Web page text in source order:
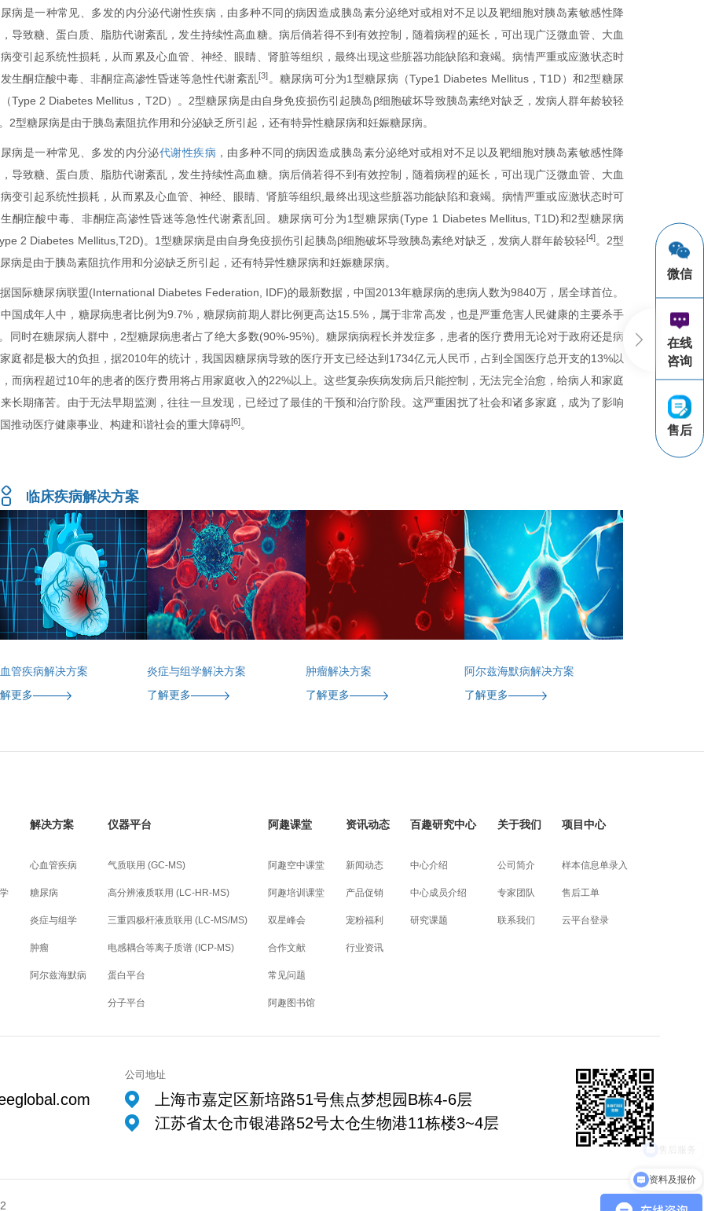
病是一种常见、多发的内分泌代谢性疾病，由多种不同的病因造成胰岛素分泌绝对或相对不足以及靶细胞对胰岛素敏感性降
导致糖、蛋白质、脂肪代谢紊乱，发生持续性高血糖。病后倘若得不到有效控制，随着病程的延长，可出现广泛微血管、大血
变引起系统性损耗，从而累及心血管、神经、眼睛、肾脏等组织，最终出现这些脏器功能缺陷和衰竭。病情严重或应激状态时
生酮症酸中毒、非酮症高渗性昏迷等急性代谢紊乱[3]。糖尿病可分为1型糖尿病（Type1 Diabetes Mellitus，T1D）和2型糖尿
Type 2 Diabetes Mellitus，T2D）。2型糖尿病是由自身免疫损伤引起胰岛β细胞破坏导致胰岛素绝对缺乏，发病人群年龄较轻
2型糖尿病是由于胰岛素阻抗作用和分泌缺乏所引起，还有特异性糖尿病和妊娠糖尿病。
病是一种常见、多发的内分泌代谢性疾病 ，由多种不同的病因造成胰岛素分泌绝对或相对不足以及靶细胞对胰岛素敏感性降
导致糖、蛋白质、脂肪代谢紊乱，发生持续性高血糖。病后倘若得不到有效控制，随着病程的延长，可出现广泛微血管、大血
变引起系统性损耗，从而累及心血管、神经、眼睛、肾脏等组织,最终出现这些脏器功能缺陷和衰竭。病情严重或应激状态时可
酮症酸中毒、非酮症高渗性昏迷等急性代谢紊乱回。糖尿病可分为1型糖尿病(Type 1 Diabetes Mellitus, T1D)和2型糖尿病
2 Diabetes Mellitus,T2D)。1型糖尿病是由自身免疫损伤引起胰岛β细胞破坏导致胰岛素绝对缺乏，发病人群年龄较轻[4]。2型
病是由于胰岛素阻抗作用和分泌缺乏所引起，还有特异性糖尿病和妊娠糖尿病。
国际糖尿病联盟(International Diabetes Federation, IDF)的最新数据，中国2013年糖尿病的患病人数为9840万，居全球首位。
国成年人中，糖尿病患者比例为9.7%，糖尿病前期人群比例更高达15.5%，属于非常高发，也是严重危害人民健康的主要杀手
同时在糖尿病人群中，2型糖尿病患者占了绝大多数(90%-95%)。糖尿病病程长并发症多，患者的医疗费用无论对于政府还是病
庭都是极大的负担，据2010年的统计，我国因糖尿病导致的医疗开支已经达到1734亿元人民币，占到全国医疗总开支的13%以
而病程超过10年的患者的医疗费用将占用家庭收入的22%以上。这些复杂疾病发病后只能控制，无法完全治愈，给病人和家庭
长期痛苦。由于无法早期监测，往往一旦发现，已经过了最佳的干预和治疗阶段。这严重困扰了社会和诸多家庭，成为了影响
推动医疗健康事业、构建和谐社会的重大障碍[6]。
临床疾病解决方案
管疾病解决方案 炎症与组学解决方案 肿瘤解决方案
阿尔兹海默病解决方案
更多
了解更多 了解更多 了解更多
解决方案
心血管疾病
糖尿病
炎症与组学
肿瘤
阿尔兹海默病
仪器平台
气质联用 (GC-MS)
高分辨液质联用 (LC-HR-MS)
三重四极杆液质联用 (LC-MS/MS)
电感耦合等离子质谱 (ICP-MS)
蛋白平台
分子平台
阿趣课堂
阿趣空中课堂
阿趣培训课堂
双星峰会
合作文献
常见问题
阿趣图书馆
资讯动态
新闻动态
产品促销
宠粉福利
行业资讯
百趣研究中心
中心介绍
中心成员介绍
研究课题
关于我们
公司简介
专家团队
联系我们
项目中心
样本信息单录入
售后工单
云平台登录
公司地址
上海市嘉定区新培路51号焦点梦想园B栋4-6层
江苏省太仓市银港路52号太仓生物港11栋楼3~4层
微信
在线
咨询
售后
资料及报价